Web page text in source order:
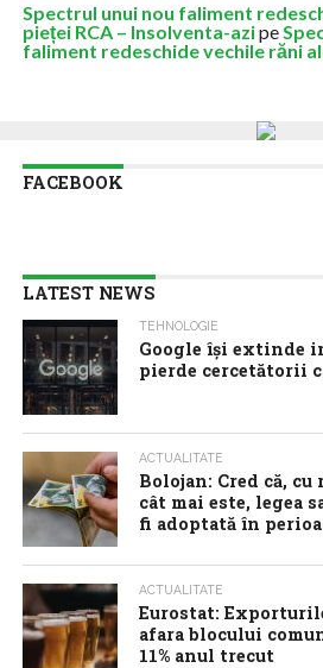
Spectrul unui nou faliment
pieței RCA – Insolventa-azipe
faliment redeschide vechile răni
FACEBOOK
LATEST NEWS
TEHNOLOGIE
Google îşi extinde
pierde cercetătorii
ACTUALITATE
Bolojan: Cred că,
cât mai este, legea
fi adoptată în
ACTUALITATE
Eurostat:
afara blocului
11% anul trecut